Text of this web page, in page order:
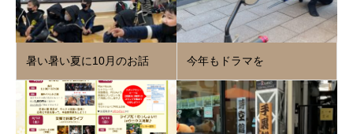
暑い暑い夏に10月のお話 今年もドラマを